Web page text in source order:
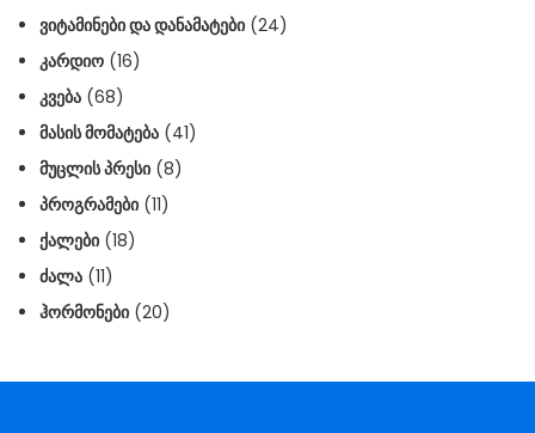
ᲕᲘᲢᲐᲛᲘᲜᲔᲑᲘ ᲓᲐ ᲓᲐᲜᲐᲛᲐᲢᲔᲑᲘ (24)
ᲙᲐᲠᲓᲘᲝ (16)
ᲙᲕᲔᲑᲐ (68)
ᲛᲐᲡᲘᲡ ᲛᲝᲛᲐᲢᲔᲑᲐ (41)
ᲛᲣᲪᲚᲘᲡ ᲞᲠᲔᲡᲘ (8)
ᲞᲠᲝᲒᲠᲐᲛᲔᲑᲘ (11)
ᲥᲐᲚᲔᲑᲘ (18)
ᲫᲐᲚᲐ (11)
ᲰᲝᲠᲛᲝᲜᲔᲑᲘ (20)